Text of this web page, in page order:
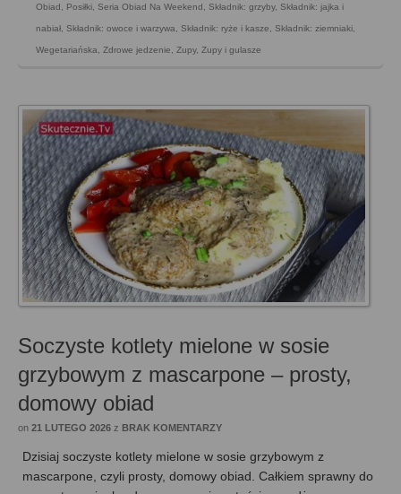
Obiad Posiłki Seria Obiad Na Weekend Składnik: grzyby, Składnik: jajka i
nabiał Składnik: owoce i warzywa Składnik: ryże i kasze Składnik: ziemniaki
Wegetariańska Zdrowe jedzenie Zupy, Zupy i gulasze
Soczyste kotlety mielone w sosie
grzybowym z mascarpone – prosty,
domowy obiad
on 21 LUTEGO 2026 z BRAK KOMENTARZY
Dzisiaj soczyste kotlety mielone w sosie grzybowym z
mascarpone, czyli prosty, domowy obiad. Całkiem sprawny do